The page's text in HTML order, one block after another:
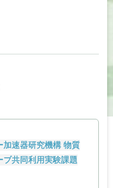
加速器研究機構 物質
ブ共同利用実験課題